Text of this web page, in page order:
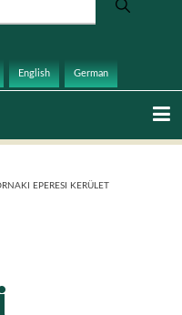
English German
EPERESI KERÜLET